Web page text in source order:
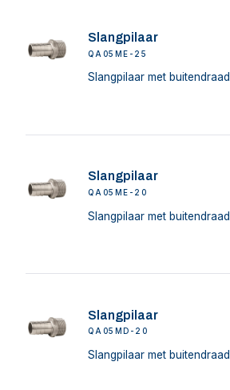
Slangpilaar
QA05ME-25
Slangpilaar met buitendraad
Slangpilaar
QA05ME-20
Slangpilaar met buitendraad
Slangpilaar
QA05MD-20
Slangpilaar met buitendraad